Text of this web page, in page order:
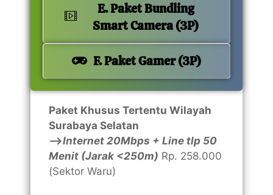
E. Paket Bundling
Smart Camera (3P)
F. Paket Gamer (3P)
Paket Khusus Tertentu Wilayah
Surabaya Selatan
—>Internet 20Mbps + Line tlp 50
Menit (Jarak <250m) Rp. 258.000
(Sektor Waru)